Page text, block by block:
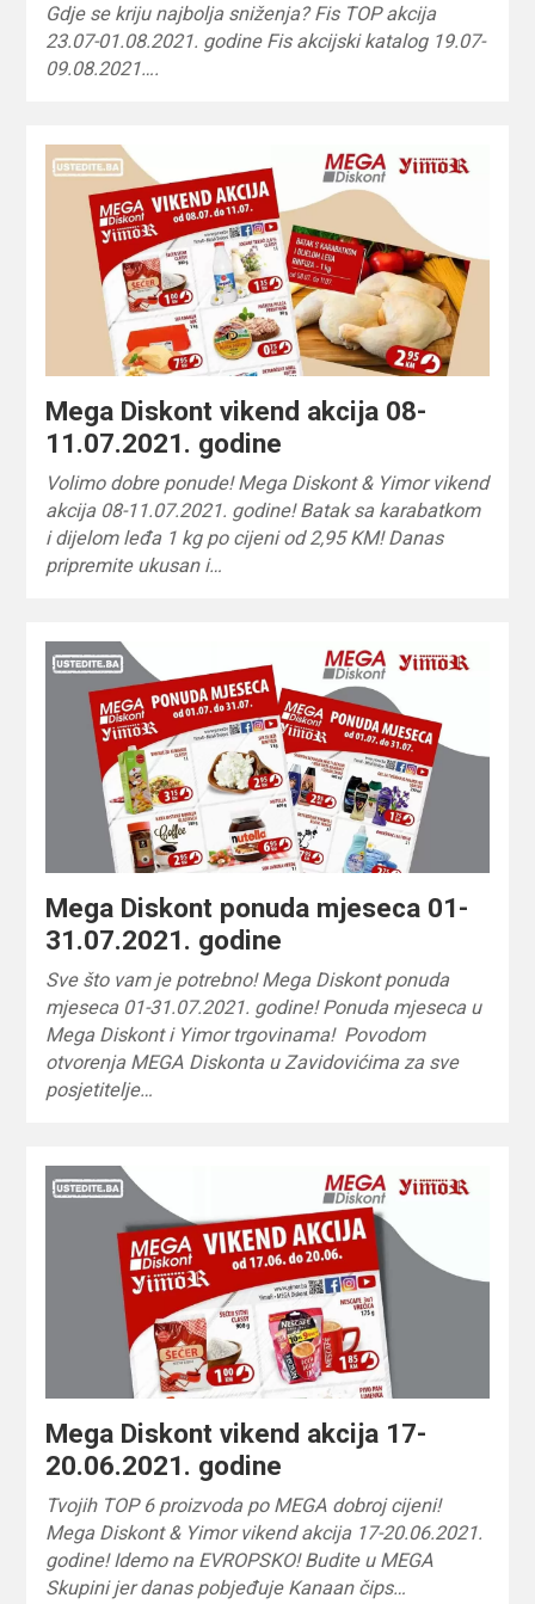
Gdje se kriju najbolja sniženja? Fis TOP akcija
23.07-01.08.2021. godine Fis akcijski katalog 19.07-
09.08.2021….
Mega Diskont vikend akcija 08-
11.07.2021. godine
Volimo dobre ponude! Mega Diskont & Yimor vikend
akcija 08-11.07.2021. godine! Batak sa karabatkom
i dijelom leđa 1 kg po cijeni od 2,95 KM! Danas
pripremite ukusan i…
Mega Diskont ponuda mjeseca 01-
31.07.2021. godine
Sve što vam je potrebno! Mega Diskont ponuda
mjeseca 01-31.07.2021. godine! Ponuda mjeseca u
Mega Diskont i Yimor trgovinama! Povodom
otvorenja MEGA Diskonta u Zavidovićima za sve
posjetitelje…
Mega Diskont vikend akcija 17-
20.06.2021. godine
Tvojih TOP 6 proizvoda po MEGA dobroj cijeni!
Mega Diskont & Yimor vikend akcija 17-20.06.2021.
godine! Idemo na EVROPSKO! Budite u MEGA
Skupini jer danas pobjeđuje Kanaan čips…